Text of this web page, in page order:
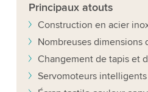
Principaux atouts
Construction en acier
Nombreuses dimensions
Changement de tapis et
Servomoteurs intelligents